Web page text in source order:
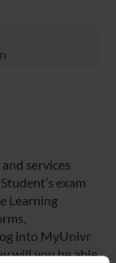
services
exam
Learning
into MyUnivr
will you be able